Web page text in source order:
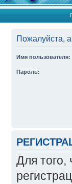
Пожалуйста,
Имя пользователя:
Пароль:
Для